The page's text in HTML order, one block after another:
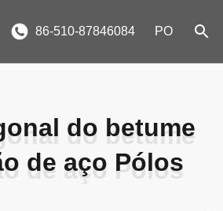
86-510-87846084 PO
do betume
de aço Pólos
do betume
de aço Pólos